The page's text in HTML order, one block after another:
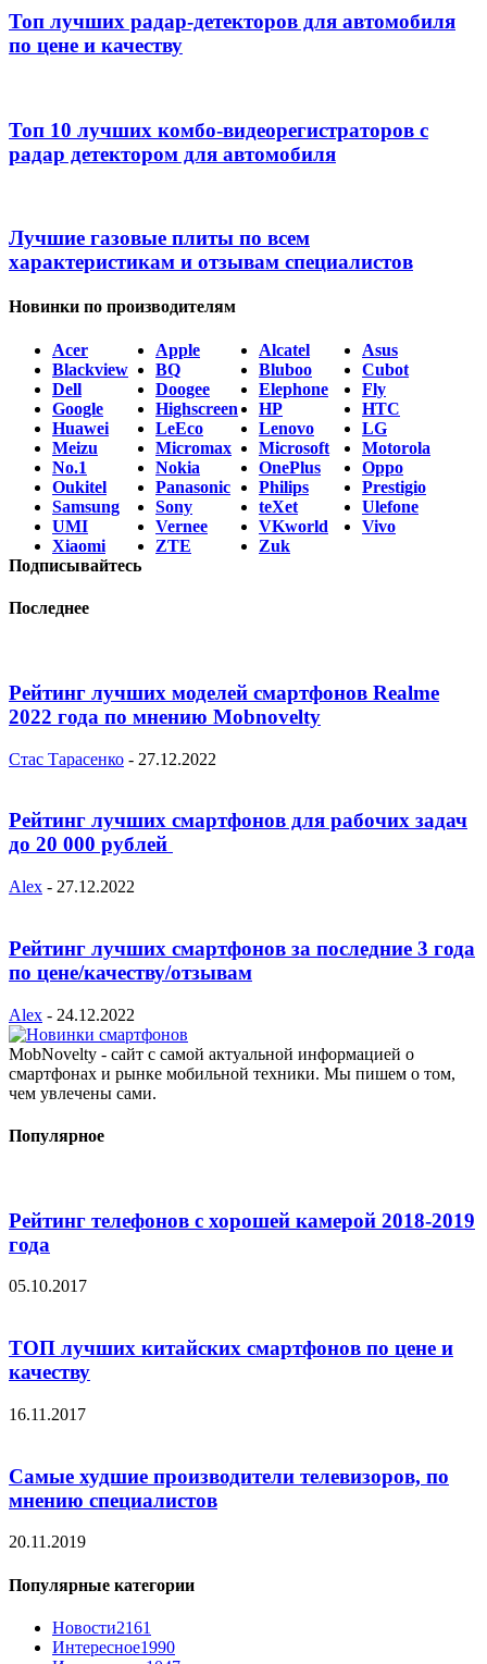
Топ лучших радар-детекторов для автомобиля
по цене и качеству
Топ 10 лучших комбо-видеорегистраторов с
радар детектором для автомобиля
Лучшие газовые плиты по всем
характеристикам и отзывам специалистов
Новинки по производителям
Acer Apple Alcatel
Asus
Blackview
BQ Bluboo
Cubot
Dell
Doogee Elephone
Fly
Google
Highscreen HP
HTC
Huawei
LeEco Lenovo
LG
Meizu
Micromax Microsoft
Motorola
No.1
Nokia OnePlus
Oppo
Oukitel
Panasonic Philips
Prestigio
Samsung
Sony teXet
Ulefone
UMI
Vernee VKworld
Vivo
Xiaomi
ZTE
Zuk
Подписывайтесь
Последнее
Рейтинг лучших моделей смартфонов Realme
2022 года по мнению Mobnovelty
Стас Тарасенко - 27.12.2022
Рейтинг лучших смартфонов для рабочих задач
до 20 000 рублей
Alex - 27.12.2022
Рейтинг лучших смартфонов за последние 3 года
по цене/качеству/отзывам
Alex - 24.12.2022
MobNovelty - сайт с самой актуальной информацией о
смартфонах и рынке мобильной техники. Мы пишем о том,
чем увлечены сами.
Популярное
Рейтинг телефонов с хорошей камерой 2018-2019
года
05.10.2017
ТОП лучших китайских смартфонов по цене и
качеству
16.11.2017
Самые худшие производители телевизоров, по
мнению специалистов
20.11.2019
Популярные категории
Новости2161
Интересное1990